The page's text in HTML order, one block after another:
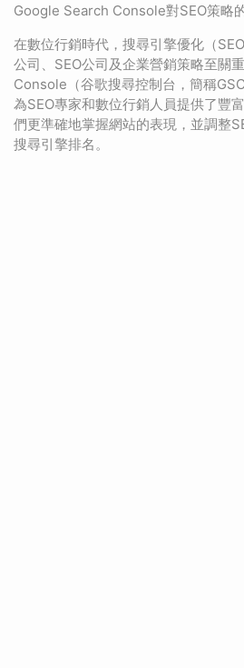
Google Search Console對SEO策略
在數位行銷時代，搜尋引擎優化（
公司、SEO公司及企業營銷策略至關
Console（谷歌搜尋控制台，簡稱
為SEO專家和數位行銷人員提供了豐
們更準確地掌握網站的表現，並調整
搜尋引擎排名。